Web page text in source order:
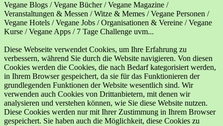
Vegane Blogs / Vegane Bücher / Vegane Magazine /
Veranstaltungen & Messen / Witze & Memes / Vegane Personen /
Vegane Hotels / Vegane Jobs / Organisationen & Vereine / Vegane
Kurse / Vegane Apps / 7 Tage Challenge uvm...
Diese Webseite verwendet Cookies, um Ihre Erfahrung zu
verbessern, während Sie durch die Website navigieren. Von diesen
Cookies werden die Cookies, die nach Bedarf kategorisiert werden,
in Ihrem Browser gespeichert, da sie für das Funktionieren der
grundlegenden Funktionen der Website wesentlich sind. Wir
verwenden auch Cookies von Drittanbietern, mit denen wir
analysieren und verstehen können, wie Sie diese Website nutzen.
Diese Cookies werden nur mit Ihrer Zustimmung in Ihrem Browser
gespeichert. Sie haben auch die Möglichkeit, diese Cookies zu